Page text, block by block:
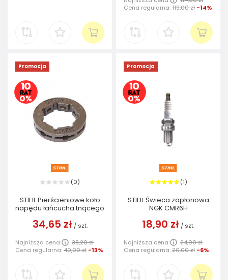
Cena regularna:119,00 zł -14%
Promocja
(0)
STIHL Pierścieniowe koło
napędu łańcucha tnącego
34,65 zł / szt.
Najniższa cena:
38,20 zł
Cena regularna:40,00 zł -13%
Promocja
(1)
STIHL Świeca zapłonowa
NGK CMR6H
18,90 zł / szt.
Najniższa cena:
24,00 zł
Cena regularna:20,00 zł -6%